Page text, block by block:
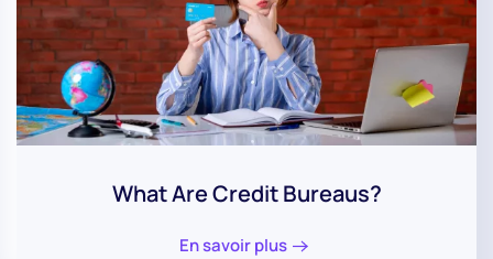
What Are Credit Bureaus?
En savoir plus